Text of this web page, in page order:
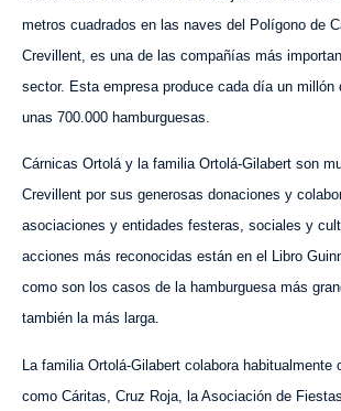
metros cuadrados en las naves del Polígono de C
Crevillent, es una de las compañías más
sector. Esta empresa produce cada día un millón
unas 700.000 hamburguesas.
Cárnicas Ortolá y la familia Ortolá-Gilabert son
Crevillent por sus generosas donaciones y
asociaciones y entidades festeras, sociales y
acciones más reconocidas están en el Libro
como son los casos de la hamburguesa más
también la más larga.
La familia Ortolá-Gilabert colabora habitualmente
como Cáritas, Cruz Roja, la Asociación de